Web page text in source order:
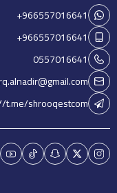
+966557016641
+966557016641
0557016641
t.me/shrooqestcom